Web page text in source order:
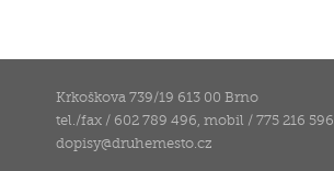
Krkoškova 739/19 613 00 Brno
tel./fax / 602 789 496, mobil / 775 216 596
dopisy@druhemesto.cz